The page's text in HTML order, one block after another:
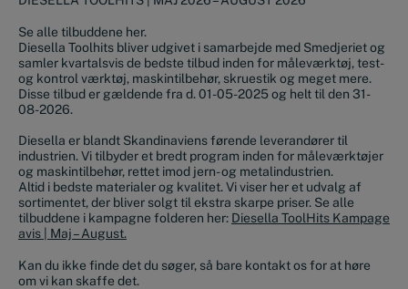
Se alle tilbuddene her.
Diesella Toolhits bliver udgivet i samarbejde med Smedjeriet og
samler kvartalsvis de bedste tilbud inden for måleværktøj, test-
og kontrol værktøj, maskintilbehør, skruestik og meget mere.
Disse tilbud er gældende fra d. 01-05-2025 og helt til den 31-
08-2026.
Diesella er blandt Skandinaviens førende leverandører til
industrien. Vi tilbyder et bredt program inden for måleværktøjer
og maskintilbehør, rettet imod jern- og metalindustrien.
Altid i bedste materialer og kvalitet. Vi viser her et udvalg af
sortimentet, der bliver solgt til ekstra skarpe priser. Se alle
tilbuddene i kampagne folderen her: Diesella ToolHits Kampage
avis | Maj – August.
Kan du ikke finde det du søger, så bare kontakt os for at høre
om vi kan skaffe det.